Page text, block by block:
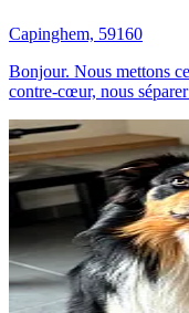
Capinghem, 59160
Bonjour. Nous mettons
contre-cœur, nous